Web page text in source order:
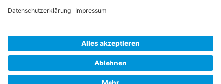
© 2026 BISTUM WÜRZBURG
IMPRESSUM
DATENSCHUTZERKLÄRUNG|
ERKLÄRUNG ZUR BARRIEREFREIHEIT